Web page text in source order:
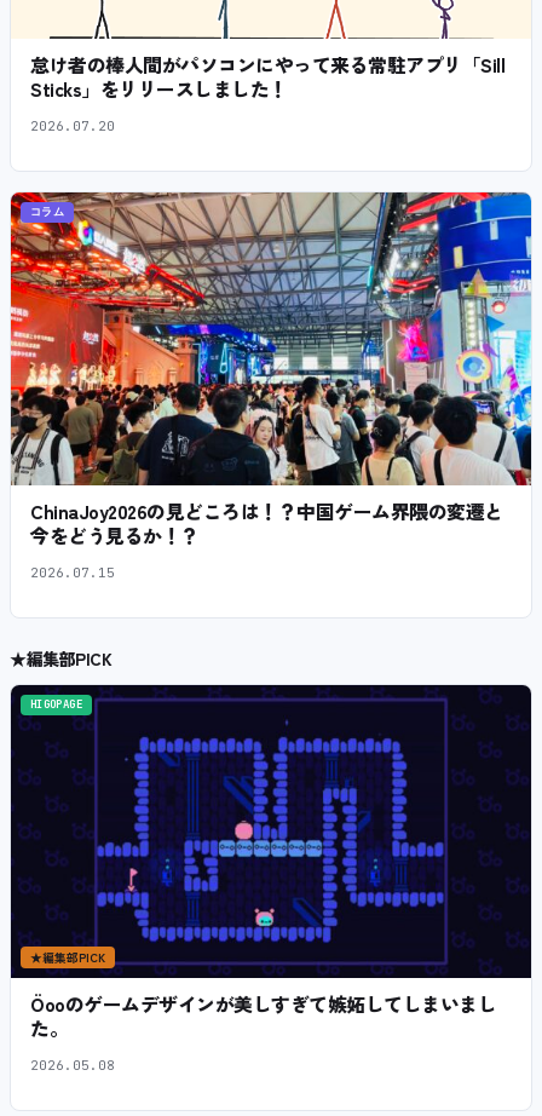
怠け者の棒人間がパソコンにやって来る常駐アプリ「Sill
Sticks」をリリースしました！
2026.07.20
コラム
ChinaJoy2026の見どころは！？中国ゲーム界隈の変遷と
今をどう見るか！？
2026.07.15
★編集部PICK
HIGOPAGE
★編集部PICK
Öooのゲームデザインが美しすぎて嫉妬してしまいまし
た。
2026.05.08